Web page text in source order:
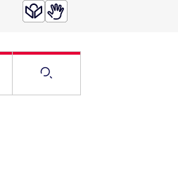
öffnenMenü öffnen
Suche öffnen